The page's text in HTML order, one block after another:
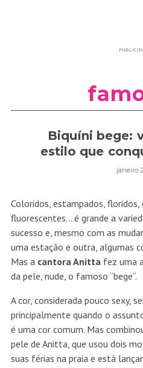
Biquíni bege:
estilo que
janeiro
Coloridos, estampados, floridos,
fluorescentes… é grande a
sucesso e, mesmo com as
uma estação e outra, algumas
Mas a cantora Anitta fez uma
da pele, nude, o famoso “bege”.
A cor, considerada pouco sexy,
principalmente quando o
é uma cor comum. Mas
pele de Anitta, que usou dois
suas férias na praia e está